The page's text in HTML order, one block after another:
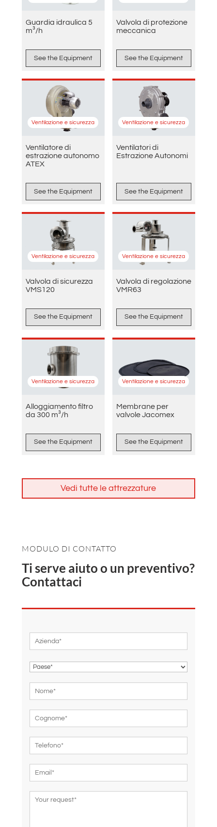
Guardia idraulica 5
m³/h
See the Equipment
Valvola di protezione
meccanica
See the Equipment
Ventilazione e sicurezza
Ventilatore di
estrazione autonomo
ATEX
See the Equipment
Ventilazione e sicurezza
Ventilatori di
Estrazione Autonomi
See the Equipment
Ventilazione e sicurezza
Valvola di sicurezza
VMS120
See the Equipment
Ventilazione e sicurezza
Valvola di regolazione
VMR63
See the Equipment
Ventilazione e sicurezza
Alloggiamento filtro
da 300 m³/h
See the Equipment
Ventilazione e sicurezza
Membrane per
valvole Jacomex
See the Equipment
Vedi tutte le attrezzature
MODULO DI CONTATTO
Ti serve aiuto o un preventivo?
Contattaci